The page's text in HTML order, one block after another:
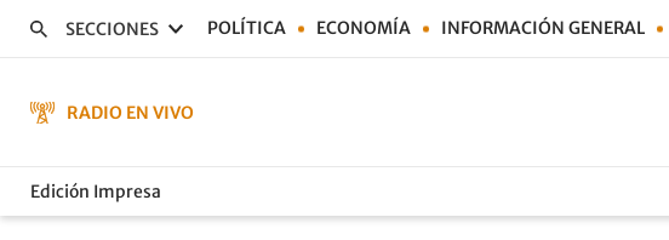
SECCIONES POLÍTICA ECONOMÍA INFORMACIÓN GENERAL
RADIO EN VIVO
Edición Impresa